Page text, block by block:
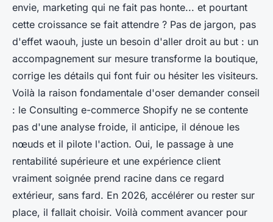
envie, marketing qui ne fait pas honte... et pourtant
cette croissance se fait attendre ? Pas de jargon, pas
d'effet waouh, juste un besoin d'aller droit au but : un
accompagnement sur mesure transforme la boutique,
corrige les détails qui font fuir ou hésiter les visiteurs.
Voilà la raison fondamentale d'oser demander conseil
: le Consulting e-commerce Shopify ne se contente
pas d'une analyse froide, il anticipe, il dénoue les
nœuds et il pilote l'action. Oui, le passage à une
rentabilité supérieure et une expérience client
vraiment soignée prend racine dans ce regard
extérieur, sans fard. En 2026, accélérer ou rester sur
place, il fallait choisir. Voilà comment avancer pour